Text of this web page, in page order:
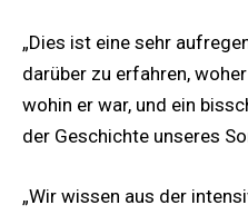
„Dies ist eine sehr
darüber zu erfahren,
wohin er war, und ein
der Geschichte unseres
„Wir wissen aus der